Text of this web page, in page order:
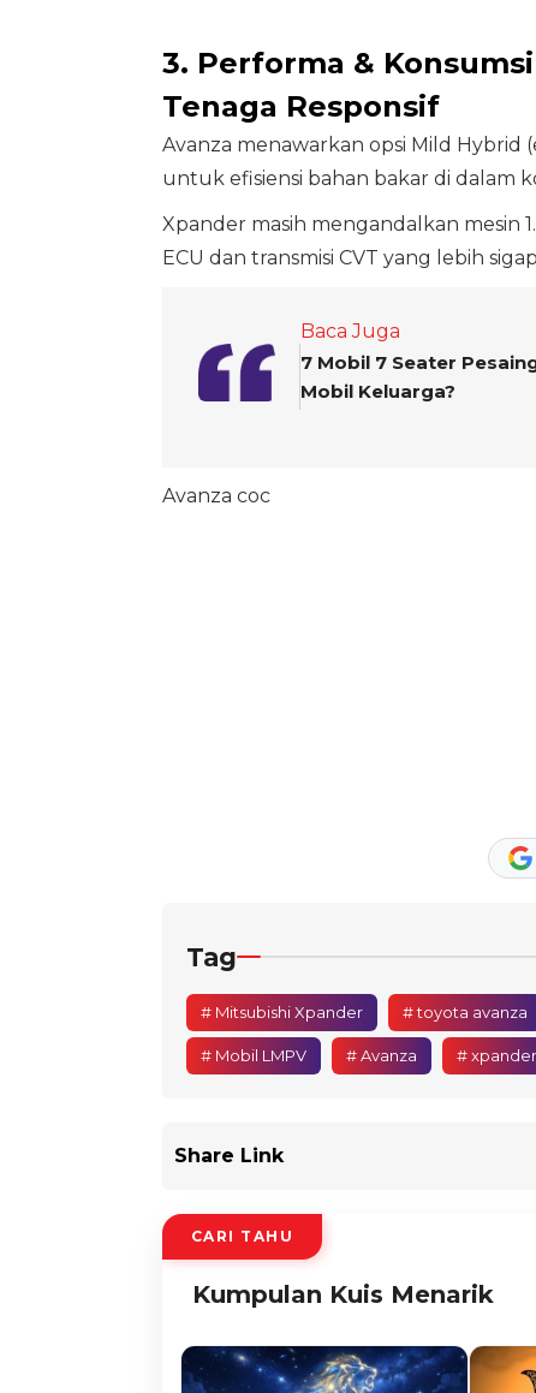
3. Performa &
Tenaga Responsif
Avanza menawarkan opsi Mild Hybrid
untuk efisiensi bahan bakar di dalam
Xpander masih mengandalkan mesin
ECU dan transmisi CVT yang lebih
Baca Juga
7 Mobil 7 Seater
Mobil Keluarga?
Avanza coc
Tag
# Mitsubishi Xpander # toyota avanza
# Mobil LMPV # Avanza # xpander
Share Link
CARI TAHU
Kumpulan Kuis Menarik